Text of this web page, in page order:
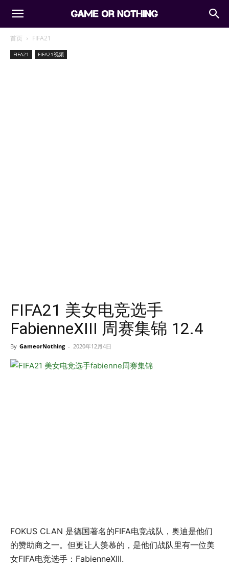
首页 FIFA21
FIFA21 FIFA21视频
FIFA21 美女电竞选手
FabienneXIII 周赛集锦 12.4
By GameorNothing - 2020年12月4日
FOKUS CLAN 是德国著名的FIFA电竞战队，奥迪是他们
的赞助商之一。但更让人羡慕的，是他们战队里有一位美
女FIFA电竞选手：FabienneXIII.